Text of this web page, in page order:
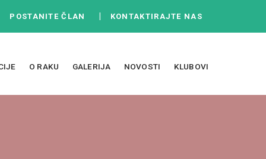
POSTANITE ČLAN KONTAKTIRAJTE NAS
O RAKU GALERIJA NOVOSTI KLUBOVI